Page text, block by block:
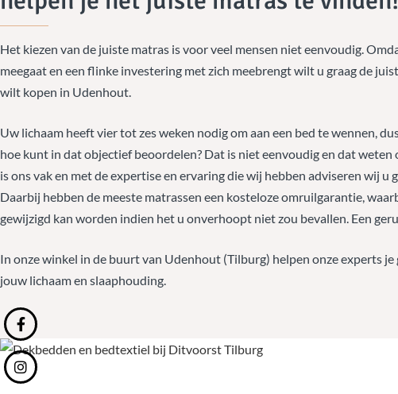
Het kiezen van de juiste matras is voor veel mensen niet eenvoudig.
meegaat en een flinke investering met zich meebrengt wilt u graag de
wilt kopen in Udenhout.
Uw lichaam heeft vier tot zes weken nodig om aan een bed te wennen,
hoe kunt in dat objectief beoordelen? Dat is niet eenvoudig en dat weten
is ons vak en met de expertise en ervaring die wij hebben adviseren wij u
Daarbij hebben de meeste matrassen een kosteloze omruilgarantie,
gewijzigd kan worden indien het u onverhoopt niet zou bevallen. Een
In onze winkel in de buurt van Udenhout (Tilburg) helpen onze experts
jouw lichaam en slaaphouding.